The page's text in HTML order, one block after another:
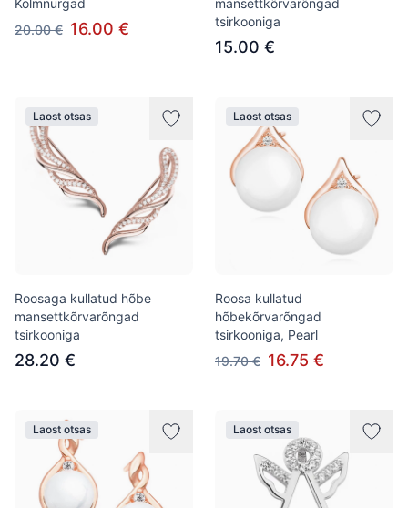
Kolmnurgad
20.00 € 16.00 €
mansettkõrvarõngad
tsirkooniga
15.00 €
Laost otsas
Roosaga kullatud hõbe
mansettkõrvarõngad
tsirkooniga
28.20 €
Laost otsas
Roosa kullatud
hõbekõrvarõngad
tsirkooniga, Pearl
19.70 € 16.75 €
Laost otsas Laost otsas